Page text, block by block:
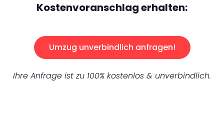
Kostenvoranschlag erhalten:
Umzug unverbindlich anfragen!
Ihre Anfrage ist zu 100% kostenlos & unverbindlich.